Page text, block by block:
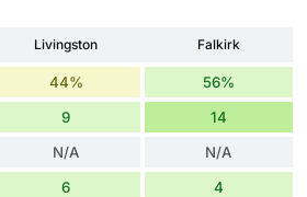
Livingston Falkirk
44% 56%
9 14
N/A N/A
6 4